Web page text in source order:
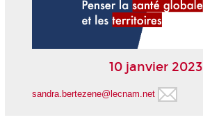
10 janvier 2023
sandra.bertezene@lecnam.net